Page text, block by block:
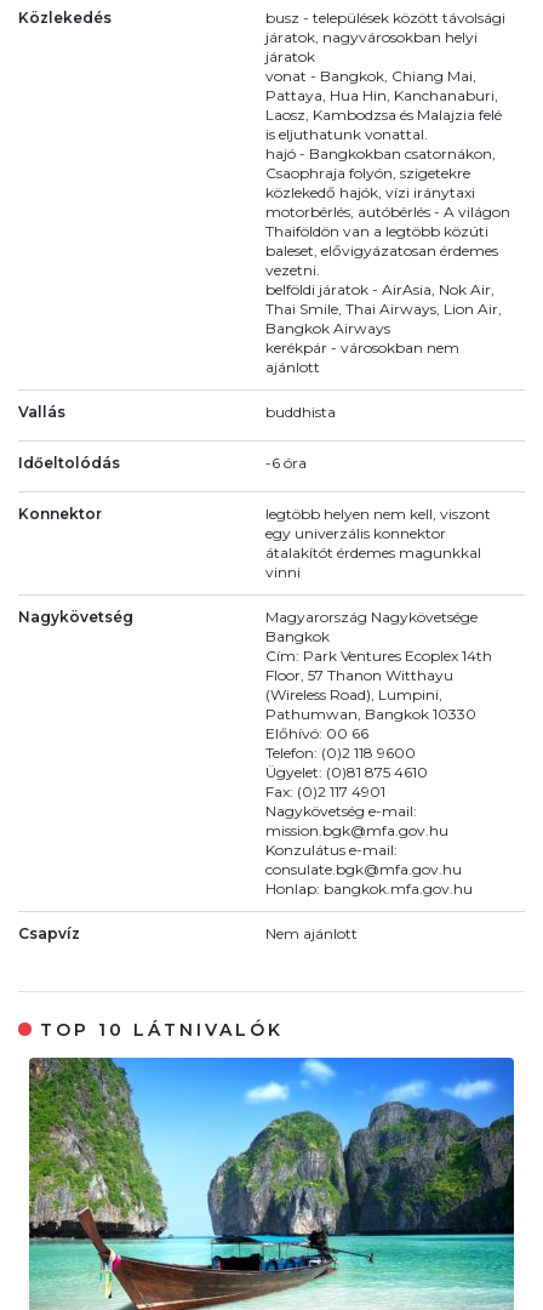
Közlekedés
busz - települések között távolsági
járatok, nagyvárosokban helyi
járatok
vonat - Bangkok, Chiang Mai,
Pattaya, Hua Hin, Kanchanaburi,
Laosz, Kambodzsa és Malajzia felé
is eljuthatunk vonattal.
hajó - Bangkokban csatornákon,
Csaophraja folyón, szigetekre
közlekedő hajók, vízi iránytaxi
motorbérlés, autóbérlés - A világon
Thaiföldön van a legtöbb közúti
baleset, elővigyázatosan érdemes
vezetni.
belföldi járatok - AirAsia, Nok Air,
Thai Smile, Thai Airways, Lion Air,
Bangkok Airways
kerékpár - városokban nem
ajánlott
Vallás buddhista
Időeltolódás -6 óra
Konnektor
legtöbb helyen nem kell, viszont
egy univerzális konnektor
átalakítót érdemes magunkkal
vinni
Nagykövetség
Magyarország Nagykövetsége
Bangkok
Cím: Park Ventures Ecoplex 14th
Floor, 57 Thanon Witthayu
(Wireless Road), Lumpini,
Pathumwan, Bangkok 10330
Előhívó: 00 66
Telefon: (0)2 118 9600
Ügyelet: (0)81 875 4610
Fax: (0)2 117 4901
Nagykövetség e-mail:
mission.bgk@mfa.gov.hu
Konzulátus e-mail:
consulate.bgk@mfa.gov.hu
Honlap: bangkok.mfa.gov.hu
Csapvíz Nem ajánlott
TOP 10 LÁTNIVALÓK